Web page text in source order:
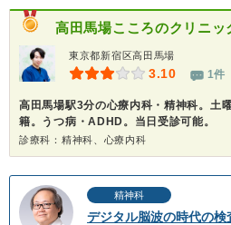
高田馬場こころのクリニッ
東京都新宿区高田馬場
3.10 1件
高田馬場駅3分の心療内科・精神科。土
籍。うつ病・ADHD。当日受診可能。
診療科：精神科、心療内科
精神科
デジタル脳波の時代の